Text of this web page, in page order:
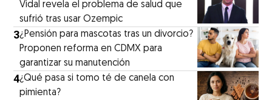
Vidal revela el problema de salud que
sufrió tras usar Ozempic
3¿Pensión para mascotas tras un divorcio?
Proponen reforma en CDMX para
garantizar su manutención
4¿Qué pasa si tomo té de canela con
pimienta?